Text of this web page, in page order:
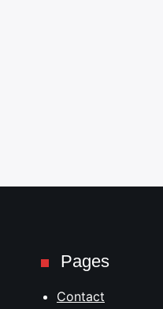
Pages
Contact